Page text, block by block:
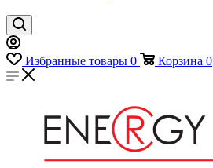
Избранные товары 0 Корзина 0